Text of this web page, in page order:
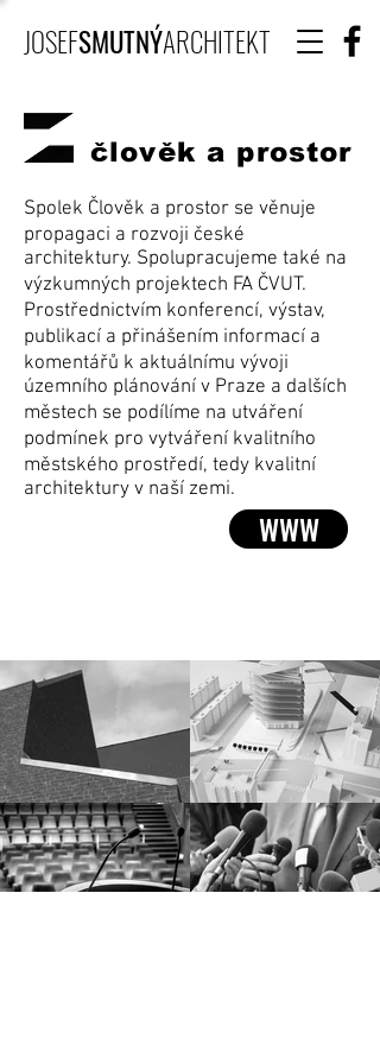
JOSEFSMUTNÝARCHITEKT
člověk a prostor
Spolek Člověk a prostor se věnuje
propagaci a rozvoji české
architektury. Spolupracujeme také na
výzkumných projektech FA ČVUT.
Prostřednictvím konferencí, výstav,
publikací a přinášením informací a
komentářů k aktuálnímu vývoji
územního plánování v Praze a dalších
městech se podílíme na utváření
podmínek pro vytváření kvalitního
městského prostředí, tedy kvalitní
architektury v naší zemi.
WWW